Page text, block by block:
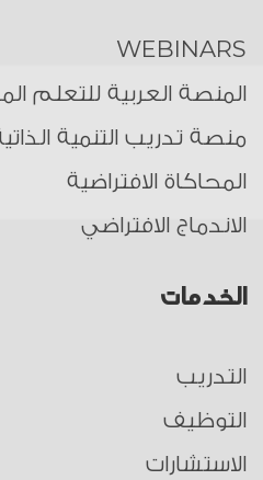
WEBINARS
المنصة العربية للتعلم
منصة تدريب التنمية
المحاكاة الافتراضية
الاندماج الافتراضي
الخدمات
التدريب
التوظيف
الاستشارات